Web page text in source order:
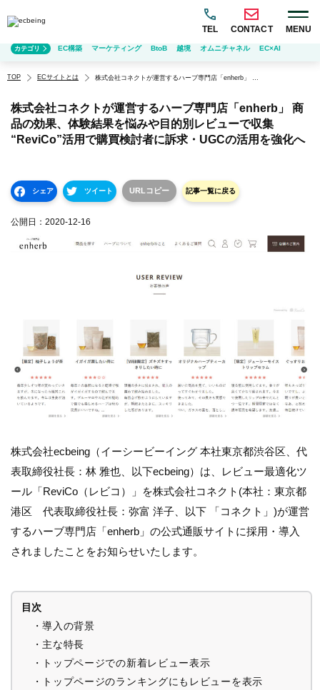
TEL CONTACT MENU
TOP ECサイトとは 株式会社コネクトが運営するハーブ専門店「enherb」 商品の効果、体験結果を悩みや目的別レビューで収集 “ReviCo”活用で購買検討者に訴求・UGCの活用を強化へ
株式会社コネクトが運営するハーブ専門店「enherb」 商
品の効果、体験結果を悩みや目的別レビューで収集
“ReviCo”活用で購買検討者に訴求・UGCの活用を強化へ
シェア ツイート URLコピー 記事一覧に戻る
公開日： 2020-12-16
株式会社ecbeing（イーシービーイング 本社東京都渋谷区、代
表取締役社長：林 雅也、以下ecbeing）は、レビュー最適化ツ
ール「ReviCo（レビコ）」を株式会社コネクト(本社：東京都
港区 代表取締役社長：弥富 洋子、以下 「コネクト」)が運営
するハーブ専門店「enherb」の公式通販サイトに採用・導入
されましたことをお知らせいたします。
目次
・導入の背景
・主な特長
・トップページでの新着レビュー表示
・トップページのランキングにもレビューを表示
カテゴリ EC構築 マーケティング BtoB 越境 オムニチャネル EC×AI